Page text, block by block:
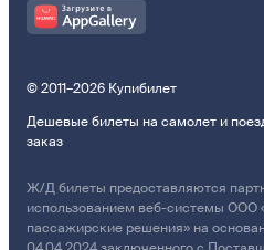
© 2011–2026 Купибилет
Дешевые билеты на самолет и
заказ
Ж/Д билеты предоставляются
использованием веб-системы
пассажирские решения» на